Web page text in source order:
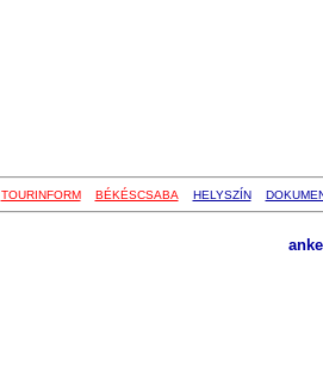
TOURINFORM BÉKÉSCSABA HELYSZÍN